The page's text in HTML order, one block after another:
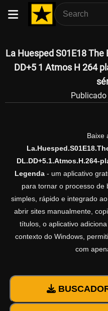
La Huesped S01E18 The
DD+5 1 Atmos H 264
Baixe
DL.DD+5.1.Atmos.H.264-
Legenda - um aplicativo
para tornar o processo de
simples, rápido e integrado
abrir sites manualmente,
títulos, o aplicativo
contexto do Windows,
com